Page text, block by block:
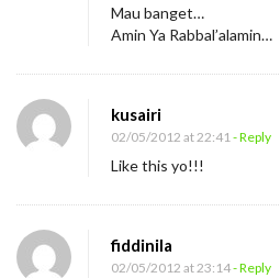
Mau banget…
Amin Ya Rabbal’alamin…
kusairi
02/05/2012 at 22:41- Reply
Like this yo!!!
fiddinila
02/05/2012 at 23:14- Reply